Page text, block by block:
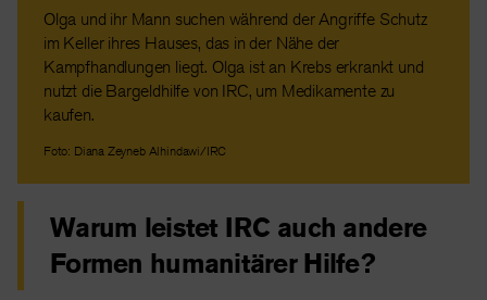
Olga und ihr Mann suchen während der Angriffe Schutz
im Keller ihres Hauses, das in der Nähe der
Kampfhandlungen liegt. Olga ist an Krebs erkrankt und
nutzt die Bargeldhilfe von IRC, um Medikamente zu
kaufen.
Foto: Diana Zeyneb Alhindawi/IRC
Warum leistet IRC auch andere
Formen humanitärer Hilfe?